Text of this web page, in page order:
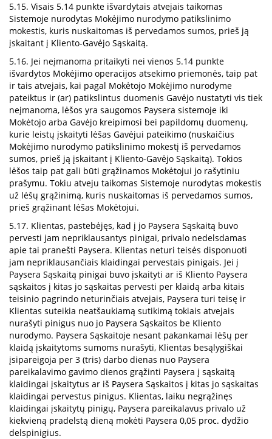
5.15. Visais 5.14 punkte išvardytais atvejais taikomas
Sistemoje nurodytas Mokėjimo nurodymo patikslinimo
mokestis, kuris nuskaitomas iš pervedamos sumos, prieš ją
įskaitant į Kliento-Gavėjo Sąskaitą.
5.16. Jei neįmanoma pritaikyti nei vienos 5.14 punkte
išvardytos Mokėjimo operacijos atsekimo priemonės, taip pat
ir tais atvejais, kai pagal Mokėtojo Mokėjimo nurodyme
pateiktus ir (ar) patikslintus duomenis Gavėjo nustatyti vis tiek
neįmanoma, lėšos yra saugomos Paysera sistemoje iki
Mokėtojo arba Gavėjo kreipimosi bei papildomų duomenų,
kurie leistų įskaityti lėšas Gavėjui pateikimo (nuskaičius
Mokėjimo nurodymo patikslinimo mokestį iš pervedamos
sumos, prieš ją įskaitant į Kliento-Gavėjo Sąskaitą). Tokios
lėšos taip pat gali būti grąžinamos Mokėtojui jo rašytiniu
prašymu. Tokiu atveju taikomas Sistemoje nurodytas mokestis
už lėšų grąžinimą, kuris nuskaitomas iš pervedamos sumos,
prieš grąžinant lėšas Mokėtojui.
5.17. Klientas, pastebėjęs, kad į jo Paysera Sąskaitą buvo
pervesti jam nepriklausantys pinigai, privalo nedelsdamas
apie tai pranešti Paysera. Klientas neturi teisės disponuoti
jam nepriklausančiais klaidingai pervestais pinigais. Jei į
Paysera Sąskaitą pinigai buvo įskaityti ar iš Kliento Paysera
sąskaitos į kitas jo sąskaitas pervesti per klaidą arba kitais
teisinio pagrindo neturinčiais atvejais, Paysera turi teisę ir
Klientas suteikia neatšaukiamą sutikimą tokiais atvejais
nurašyti pinigus nuo jo Paysera Sąskaitos be Kliento
nurodymo. Paysera Sąskaitoje nesant pakankamai lėšų per
klaidą įskaitytoms sumoms nurašyti, Klientas besąlygiškai
įsipareigoja per 3 (tris) darbo dienas nuo Paysera
pareikalavimo gavimo dienos grąžinti Paysera į sąskaitą
klaidingai įskaitytus ar iš Paysera Sąskaitos į kitas jo sąskaitas
klaidingai pervestus pinigus. Klientas, laiku negrąžinęs
klaidingai įskaitytų pinigų, Paysera pareikalavus privalo už
kiekvieną pradelstą dieną mokėti Paysera 0,05 proc. dydžio
delspinigius.